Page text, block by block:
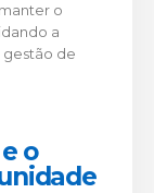
o
a
gestão de
o